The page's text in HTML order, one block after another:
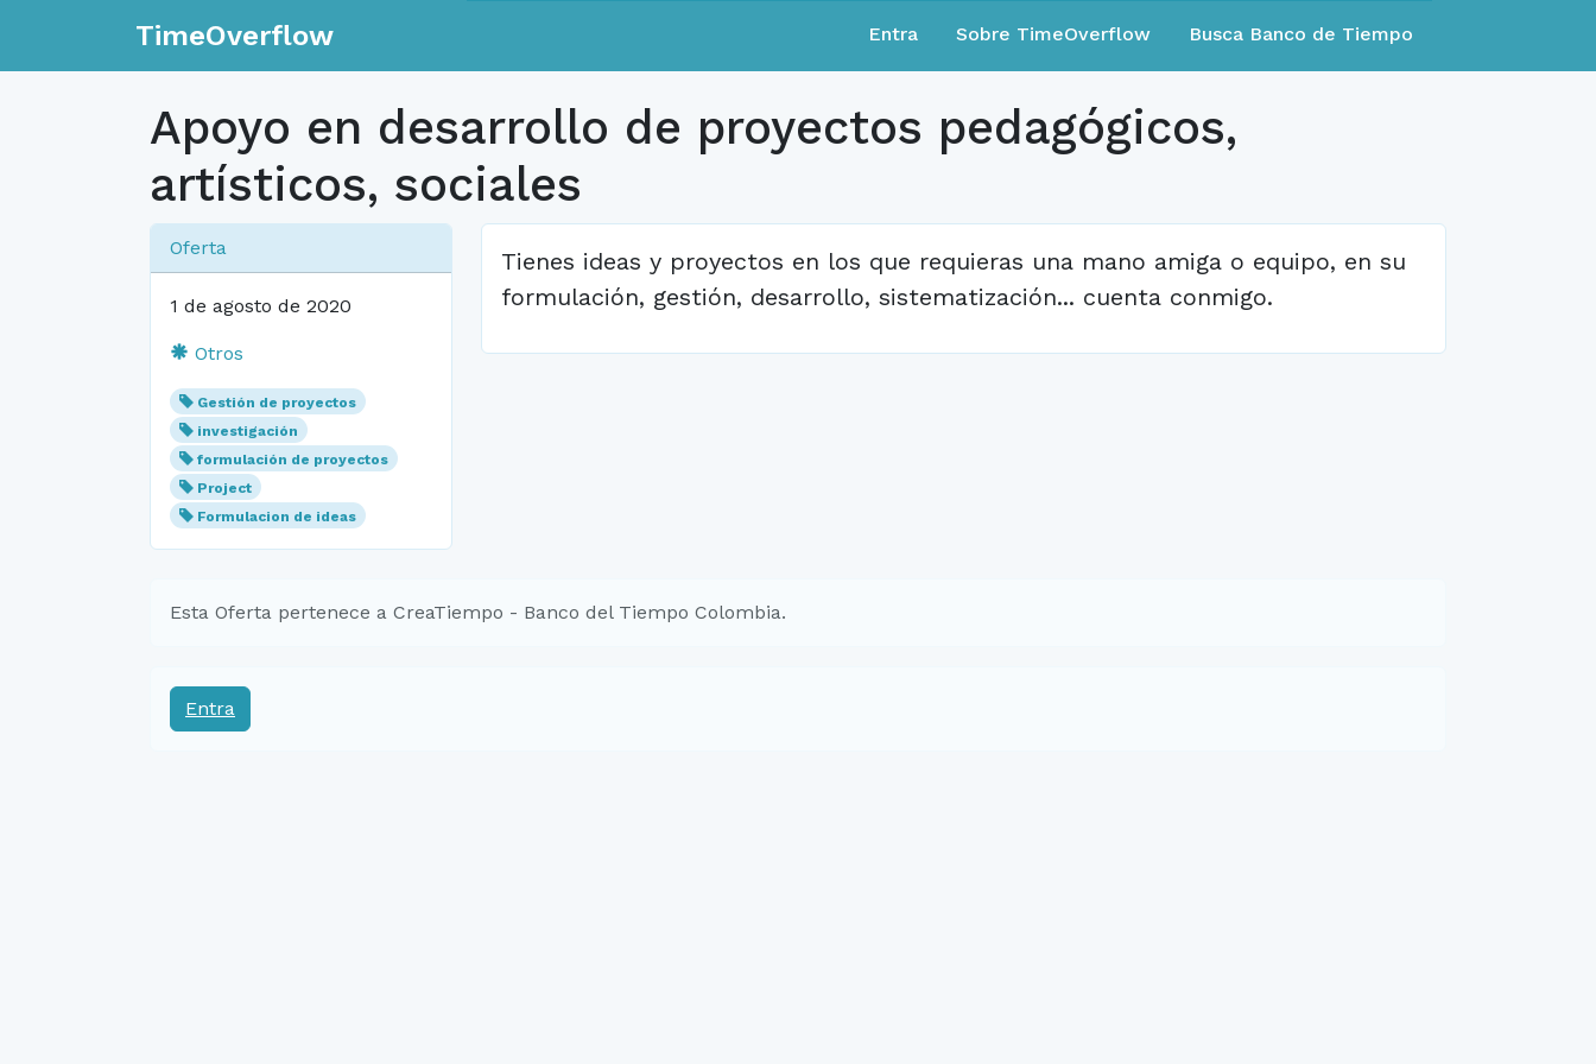
TimeOverflow Entra Sobre TimeOverflow Busca Banco de Tiempo
Apoyo en desarrollo de proyectos pedagógicos,
artísticos, sociales
Oferta
1 de agosto de 2020
Otros
Gestión de proyectos
investigación
formulación de proyectos
Project
Formulacion de ideas
Tienes ideas y proyectos en los que requieras una mano amiga o equipo, en su
formulación, gestión, desarrollo, sistematización... cuenta conmigo.
Esta Oferta pertenece a CreaTiempo - Banco del Tiempo Colombia.
Entra